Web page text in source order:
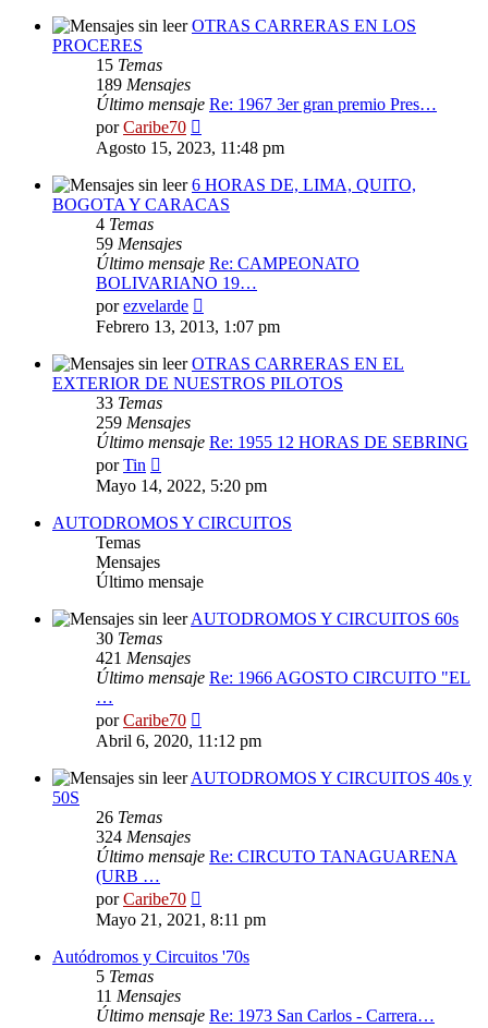
OTRAS CARRERAS EN LOS
PROCERES
15 Temas
189 Mensajes
Último mensaje Re: 1967 3er gran premio Pres…
porCaribe70
último
Agosto 15, 2023, 11:48 pm
6 HORAS DE, LIMA, QUITO,
BOGOTA Y CARACAS
4 Temas
59 Mensajes
Último mensaje Re: CAMPEONATO
BOLIVARIANO 19…
porezvelarde
último
Febrero 13, 2013, 1:07 pm
OTRAS CARRERAS EN EL
EXTERIOR DE NUESTROS PILOTOS
33 Temas
259 Mensajes
Último mensaje Re: 1955 12 HORAS DE SEBRING
porTin
último
Mayo 14, 2022, 5:20 pm
AUTODROMOS Y CIRCUITOS
Temas
Mensajes
Último mensaje
AUTODROMOS Y CIRCUITOS 60s
30 Temas
421 Mensajes
Último mensaje Re: 1966 AGOSTO CIRCUITO "EL
…
porCaribe70
último
mensaje
Abril 6, 2020, 11:12 pm
AUTODROMOS Y CIRCUITOS 40s y
50S
26 Temas
324 Mensajes
Último mensaje Re: CIRCUTO TANAGUARENA
(URB …
porCaribe70
último
mensaje
Mayo 21, 2021, 8:11 pm
Autódromos y Circuitos '70s
5 Temas
11 Mensajes
Último mensaje Re: 1973 San Carlos - Carrera…